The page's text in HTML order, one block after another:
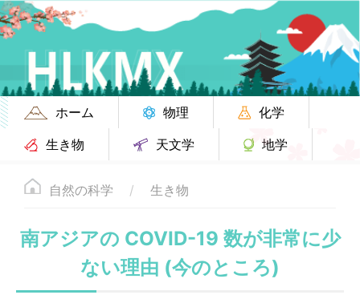
ホーム 物理
化学
生き物
天文学 地学
自然の科学 生き物
南アジアの COVID-19 数が非常に少
ない理由 (今のところ)